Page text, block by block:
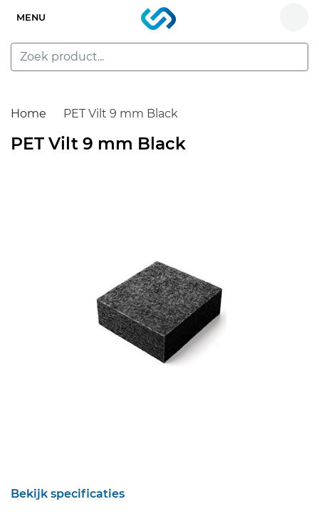
MENU
Home PET Vilt 9 mm Black
PET Vilt 9 mm Black
Bekijk specificaties